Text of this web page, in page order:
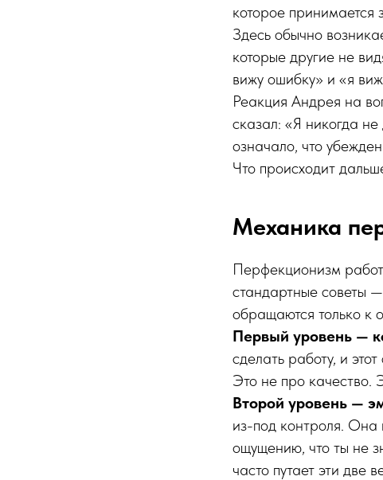
которое
Здесь обычно
которые другие не
вижу ошибку» и «я
Реакция Андрея на
сказал: «Я никогда
означало, что
Что происходит
Механика
Перфекционизм
стандартные советы
обращаются только к
Первый уровень —
сделать работу, и
Это не про качество.
Второй уровень —
из-под контроля.
ощущению, что ты не
часто путает эти две